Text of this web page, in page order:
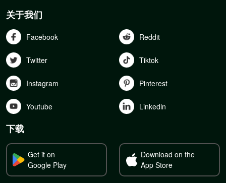
关于我们
Facebook Reddit
Twitter Tiktok
Instagram Pinterest
Youtube Linkedln
下载
Get it on
Google Play
Download on the
App Store